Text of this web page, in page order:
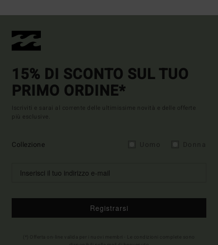
15% DI SCONTO SUL TUO
PRIMO ORDINE*
Iscriviti e sarai al corrente delle ultimissime novità e delle offerte
più esclusive.
Collezione
Registrarsi